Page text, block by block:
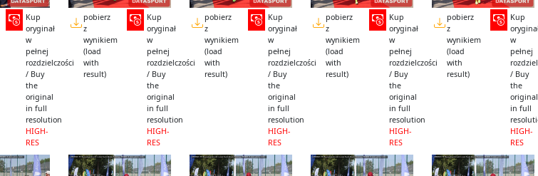
Kup
oryginał
w
pełnej
rozdzielczości
/ Buy
the
original
in full
resolution
HIGH-
RES
pobierz
z
wynikiem
(load
with
result)
Kup
oryginał
w
pełnej
rozdzielczości
/ Buy
the
original
in full
resolution
HIGH-
RES
pobierz
z
wynikiem
(load
with
result)
Kup
oryginał
w
pełnej
rozdzielczości
/ Buy
the
original
in full
resolution
HIGH-
RES
pobierz
z
wynikiem
(load
with
result)
Kup
oryginał
w
pełnej
rozdzielczości
/ Buy
the
original
in full
resolution
HIGH-
RES
pobierz
z
wynikiem
(load
with
result)
Kup
w
pełnej
/ Buy
the
original
in full
HIGH-
RES